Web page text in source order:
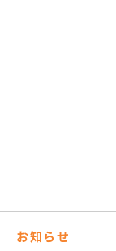
お知らせ